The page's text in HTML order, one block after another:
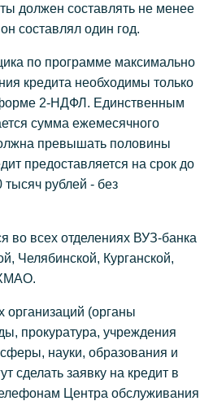
должен составлять не менее
составлял один год.
по программе максимально
кредита необходимы только
2-НДФЛ. Единственным
сумма ежемесячного
превышать половины
предоставляется на срок до
тысяч рублей - без
во всех отделениях ВУЗ-банка
Челябинской, Курганской,
(органы
прокуратура, учреждения
науки, образования и
сделать заявку на кредит в
Центра обслуживания